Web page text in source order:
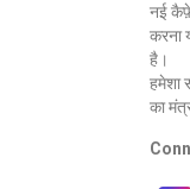
नई
करना
है।
हमेशा
का